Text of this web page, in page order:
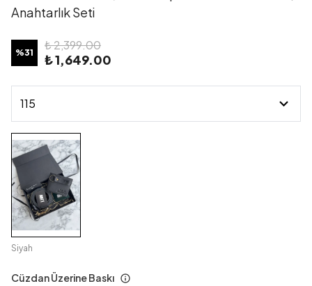
Anahtarlık Seti
%31
₺ 2,399.00
₺ 1,649.00
Siyah
Cüzdan Üzerine Baskı